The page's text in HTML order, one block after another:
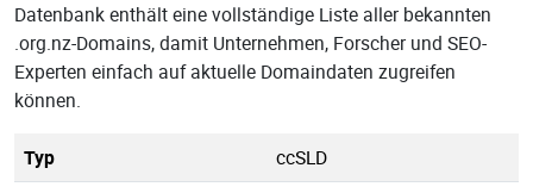
Datenbank enthält eine vollständige Liste aller bekannten
.org.nz-Domains, damit Unternehmen, Forscher und SEO-
Experten einfach auf aktuelle Domaindaten zugreifen
können.
Typ
ccSLD